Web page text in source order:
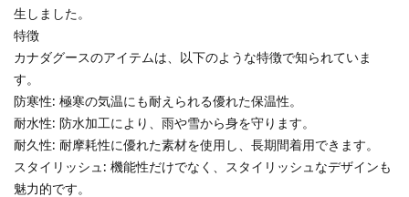
生しました。
特徴
カナダグースのアイテムは、以下のような特徴で知られていま
す。
防寒性: 極寒の気温にも耐えられる優れた保温性。
耐水性: 防水加工により、雨や雪から身を守ります。
耐久性: 耐摩耗性に優れた素材を使用し、長期間着用できます。
スタイリッシュ: 機能性だけでなく、スタイリッシュなデザインも
魅力的です。